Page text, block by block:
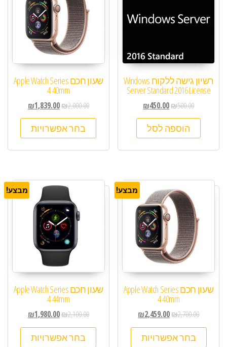
רשיון גישה ללקוח Windows
Server Standard 2016 License
₪500.00
₪450.00
הוספה לסל
שעון חכם Apple Watch Series
4 40mm
₪2,000.00
₪1,839.00
בחר אפשרויות
מבצע!
שעון חכם Apple Watch Series
4 40mm
₪2,700.00
₪2,459.00
בחר אפשרויות
מבצע!
שעון חכם Apple Watch Series
4 44mm
₪2,100.00
₪1,980.00
בחר אפשרויות